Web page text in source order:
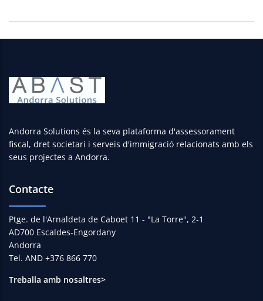
Andorra Solutions és la seva plataforma d'assessorament
fiscal, dret societari i serveis d'immigració relacionats amb els
seus projectes a Andorra.
Contacte
Ptge. de l'Arnaldeta de Caboet 11 - "La Torre", 2-1
AD700 Escaldes-Engordany
Andorra
Tel. AND +376 866 770
Treballa amb nosaltres>